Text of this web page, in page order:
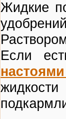
Жидкие
Если